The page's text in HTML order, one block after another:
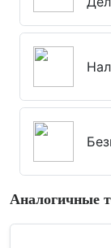
Аналогичные